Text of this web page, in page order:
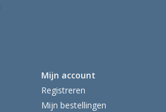
Mijn account
Registreren
Mijn bestellingen